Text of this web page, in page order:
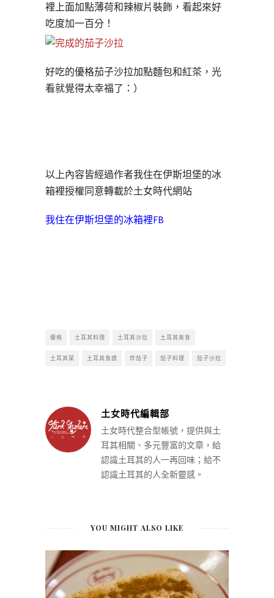
裡上面加點薄荷和辣椒片裝飾， 看起來好
吃度加一百分！
好吃的優格茄子沙拉加點麵包和紅茶，光
看就覺得太幸福了：）
以上內容皆經過作者我住在伊斯坦堡的冰
箱裡授權同意轉載於土女時代網站
我住在伊斯坦堡的冰箱裡FB
優格 土耳其料理 土耳其沙拉 土耳其美食
土耳其菜 土耳其食譜 炸茄子 茄子料理 茄子沙拉
土女時代編輯部
土女時代整合型帳號，提供與土
耳其相關、多元豐富的文章，給
認識土耳其的人一再回味；給不
認識土耳其的人全新靈感。
YOU MIGHT ALSO LIKE